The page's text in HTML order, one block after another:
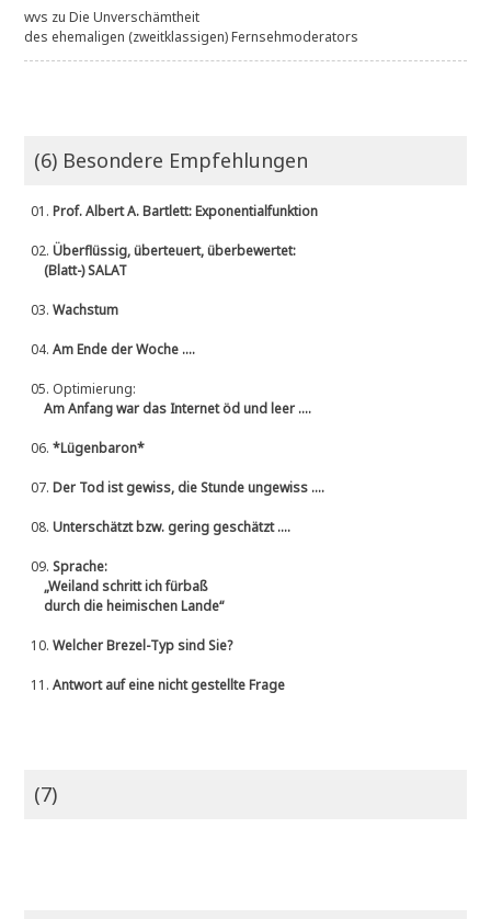
wvs zuDie Unverschämtheit
des ehemaligen (zweitklassigen) Fernsehmoderators
(6) Besondere Empfehlungen
01.Prof. Albert A. Bartlett: Exponentialfunktion
02.Überflüssig, überteuert, überbewertet:
(Blatt-) SALAT
03.Wachstum
04.Am Ende der Woche ....
05. Optimierung:
Am Anfang war das Internet öd und leer ....
06.*Lügenbaron*
07.Der Tod ist gewiss, die Stunde ungewiss ....
08.Unterschätzt bzw. gering geschätzt ....
09.Sprache:
„Weiland schritt ich fürbaß
durch die heimischen Lande“
10.Welcher Brezel-Typ sind Sie?
11.Antwort auf eine nicht gestellte Frage
(7)